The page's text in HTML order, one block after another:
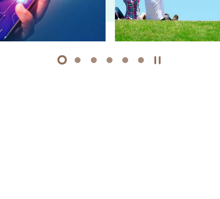
1 2 3 4 5 6 開始/暫停幻燈